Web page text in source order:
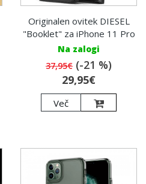
Originalen ovitek DIESEL
"Booklet" za iPhone 11 Pro
Na zalogi
37,95€ (-21 %)
29,95€
Več